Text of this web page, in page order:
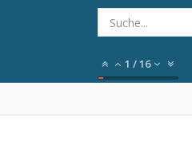
1 /16